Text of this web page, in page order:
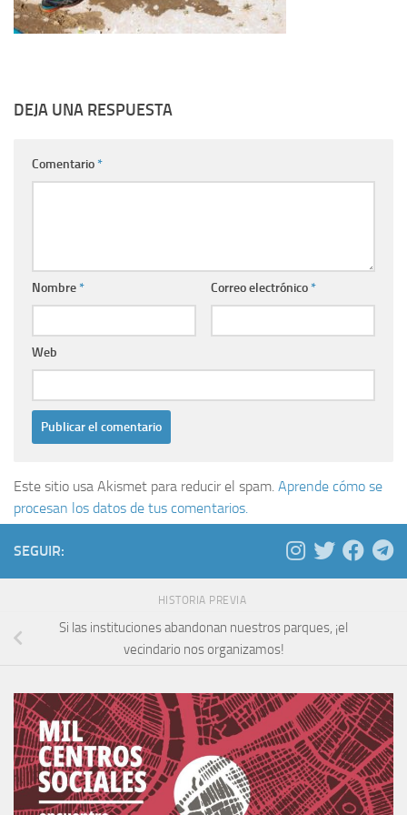
DEJA UNA RESPUESTA
Comentario*
Nombre* Correo electrónico*
Web
Este sitio usa Akismet para reducir el spam. Aprende cómo se
procesan los datos de tus comentarios.
SEGUIR:
HISTORIA PREVIA
Si las instituciones abandonan nuestros parques, ¡el
vecindario nos organizamos!